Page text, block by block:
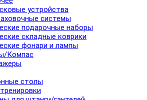
устройства
системы
подарочные наборы
складные коврики
фонари и лампы
Компас
столы